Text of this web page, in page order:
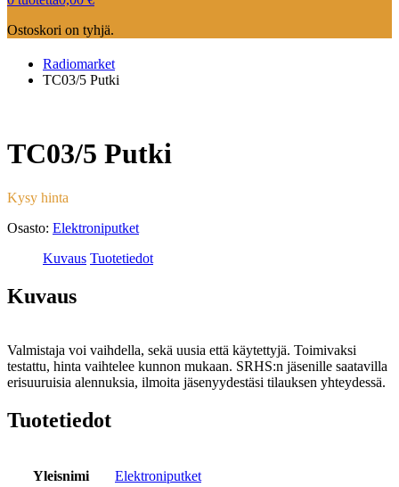
Ostoskori on tyhjä.
Radiomarket
TC03/5 Putki
TC03/5 Putki
Kysy hinta
Osasto: Elektroniputket
Kuvaus Tuotetiedot
Kuvaus
Valmistaja voi vaihdella, sekä uusia että käytettyjä. Toimivaksi
testattu, hinta vaihtelee kunnon mukaan. SRHS:n jäsenille saatavilla
erisuuruisia alennuksia, ilmoita jäsenyydestäsi tilauksen yhteydessä.
Tuotetiedot
Yleisnimi
Elektroniputket